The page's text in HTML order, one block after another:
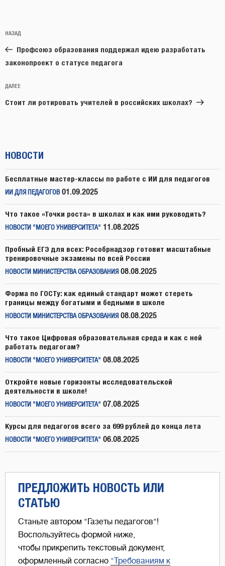
по
записям
Предыдущая
запись:
НАЗАД
Профсоюз образования поддержал идею разработать
законопроект о статусе педагога
Следующая
запись
ДАЛЕЕ
Стоит ли ротировать учителей в российских школах?
НОВОСТИ
Бесплатные мастер-классы по работе с ИИ для педагогов
ИИ ДЛЯ ПЕДАГОГОВ 01.09.2025
Что такое «Точки роста» в школах и как ими руководить?
НОВОСТИ "МОЕГО УНИВЕРСИТЕТА" 11.08.2025
Пробный ЕГЭ для всех: Рособрнадзор готовит масштабные
тренировочные экзамены по всей России
НОВОСТИ МИНИСТЕРСТВА ОБРАЗОВАНИЯ 08.08.2025
Форма по ГОСТу: как единый стандарт может стереть
границы между богатыми и бедными в школе
НОВОСТИ МИНИСТЕРСТВА ОБРАЗОВАНИЯ 08.08.2025
Что такое Цифровая образовательная среда и как с ней
работать педагогам?
НОВОСТИ "МОЕГО УНИВЕРСИТЕТА" 08.08.2025
Откройте новые горизонты исследовательской
деятельности в школе!
НОВОСТИ "МОЕГО УНИВЕРСИТЕТА" 07.08.2025
Курсы для педагогов всего за 699 рублей до конца лета
НОВОСТИ "МОЕГО УНИВЕРСИТЕТА" 06.08.2025
ПРЕДЛОЖИТЬ НОВОСТЬ ИЛИ
СТАТЬЮ
Станьте автором "Газеты педагогов"!
Воспользуйтесь формой ниже,
чтобы прикрепить текстовый документ,
оформленный согласно "Требованиям к